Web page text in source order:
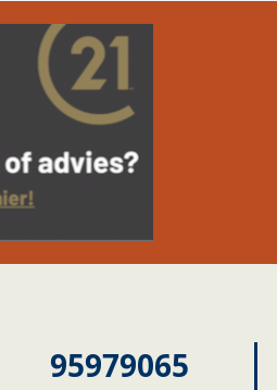
95979065